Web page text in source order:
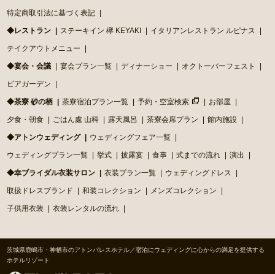
特定商取引法に基づく表記
◆レストラン ステーキイン 欅 KEYAKI イタリアンレストラン ルピナス
テイクアウトメニュー
◆宴会・会議 宴会プラン一覧 ディナーショー オクトーバーフェスト
ビアガーデン
◆茶寮 砂の栖 茶寮宿泊プラン一覧 予約・空室検索 お部屋
夕食・朝食 ごはん處 山科 露天風呂 茶寮会席プラン 館内施設
◆アトンウェディング ウェディングフェア一覧
ウェディングプラン一覧 挙式 披露宴 食事 式までの流れ 演出
◆幸ブライダル衣装サロン 衣装プラン一覧 ウェディングドレス
取扱ドレスブランド 和装コレクション メンズコレクション
子供用衣装 衣装レンタルの流れ
茨城県鹿嶋市・神栖市のアトンパレスホテル／宿泊にウェディングに心からの満足を提供する
ホテルリゾート